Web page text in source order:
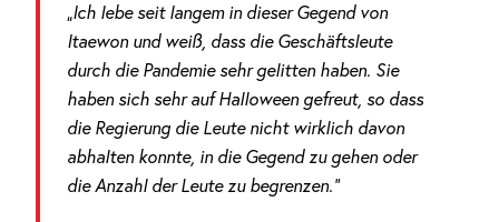
„Ich lebe seit langem in dieser Gegend von
Itaewon und weiß, dass die Geschäftsleute
durch die Pandemie sehr gelitten haben. Sie
haben sich sehr auf Halloween gefreut, so dass
die Regierung die Leute nicht wirklich davon
abhalten konnte, in die Gegend zu gehen oder
die Anzahl der Leute zu begrenzen.“